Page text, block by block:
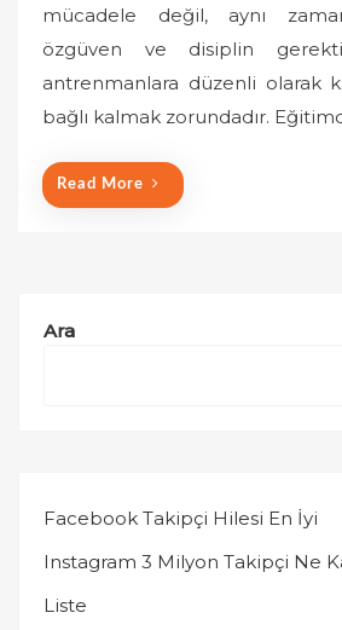
t
d
o
mücadele değil, aynı
özgüven ve disiplin
antrenmanlara düzenli olarak
bağlı kalmak zorundadır.
Read More
Ara
Facebook Takipçi Hilesi En İyi
Instagram 3 Milyon Takipçi Ne
Liste